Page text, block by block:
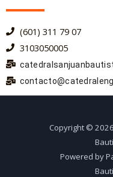
(601) 311 79 07
3103050005
Copyright ©
Powered by